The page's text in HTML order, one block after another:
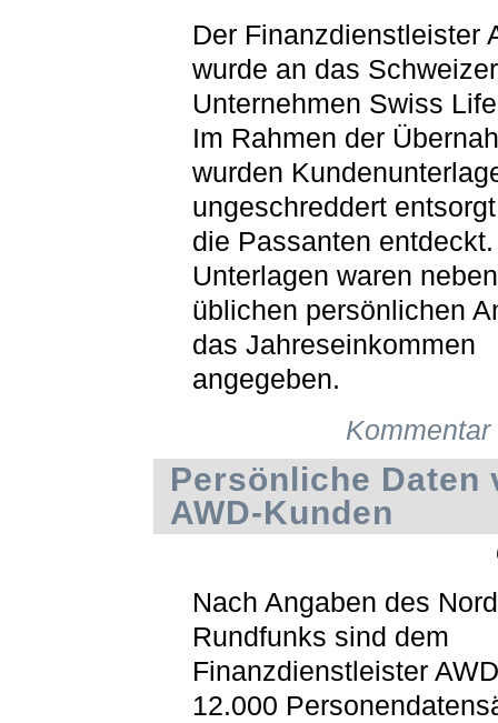
Der Finanzdienstleister
wurde an das Schweizer
Unternehmen Swiss
Im Rahmen der
wurden
ungeschreddert
die Passanten
Unterlagen waren
üblichen persönlichen
das Jahreseinkommen
angegeben.
Persönliche Daten
AWD-Kunden
Nach Angaben des
Rundfunks sind dem
Finanzdienstleister
12.000